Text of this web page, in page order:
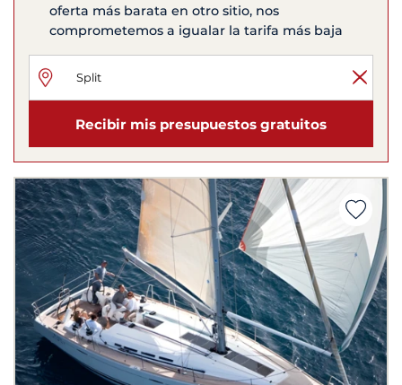
oferta más barata en otro sitio, nos
comprometemos a igualar la tarifa más baja
Recibir mis presupuestos gratuitos